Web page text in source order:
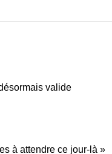
valide
à attendre ce jour-là »